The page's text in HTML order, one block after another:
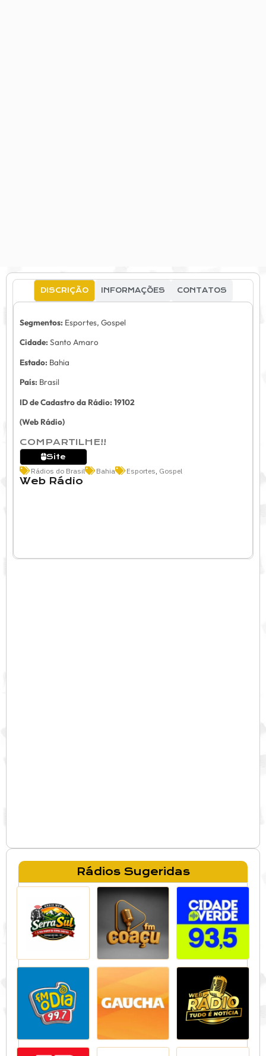
DISCRIÇÃO INFORMAÇÕES CONTATOS
Segmentos: Esportes, Gospel
Cidade: Santo Amaro
Estado: Bahia
País: Brasil
ID de Cadastro da Rádio: 19102
(Web Rádio)
COMPARTILHE!!
Site
Rádios do Brasil
Bahia Esportes Gospel
Web Rádio
Rádios Sugeridas